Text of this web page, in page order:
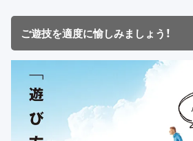
ご遊技を適度に愉しみましょう！